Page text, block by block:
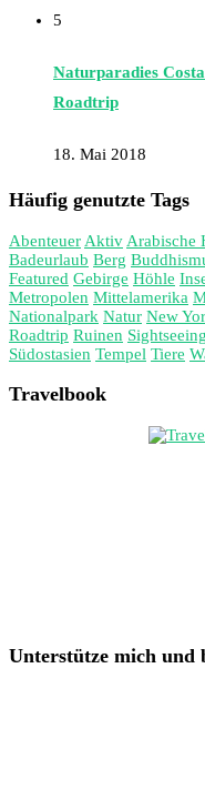
5
Naturparadies
Roadtrip
18. Mai 2018
Häufig genutzte Tags
Abenteuer Aktiv Arabische
Badeurlaub Berg
Featured Gebirge Höhle
Metropolen Mittelamerika
Nationalpark Natur New
Roadtrip Ruinen Sightseeing
Südostasien Tempel Tiere
Travelbook
Unterstütze mich und